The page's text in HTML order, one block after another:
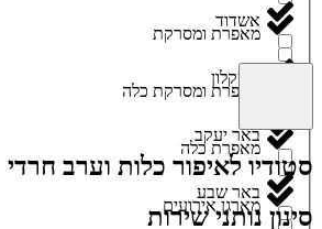
מאפרת ומסרקת
מאפרת ומסרקת כלה
מאפרת כלה
מארגן אירועים
אשדוד
אשקלון
באר יעקב
באר שבע
סטודיו לאיפור כלות וערב חרדי
סינון נותני שירות